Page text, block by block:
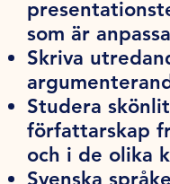
som är
Skriva
Studera
författarskap
och i de olika
Svenska